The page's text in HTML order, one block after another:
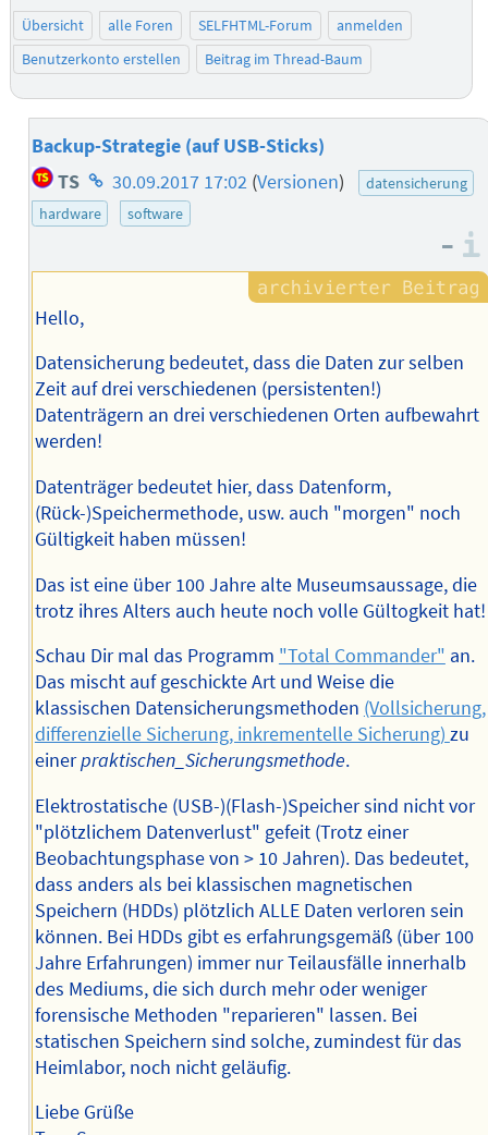
Übersicht alle Foren SELFHTML-Forum
anmelden
Benutzerkonto erstellen
Beitrag im Thread-Baum
Backup-Strategie (auf USB-Sticks)
TS Homepage
des
30.09.2017 17:02 (Versionen)
datensicherung
hardware
software
–
Hello,
Datensicherung bedeutet, dass die Daten zur selben
Zeit auf drei verschiedenen (persistenten!)
Datenträgern an drei verschiedenen Orten aufbewahrt
werden!
Datenträger bedeutet hier, dass Datenform,
(Rück-)Speichermethode, usw. auch "morgen" noch
Gültigkeit haben müssen!
Das ist eine über 100 Jahre alte Museumsaussage, die
trotz ihres Alters auch heute noch volle Gültogkeit hat!
Schau Dir mal das Programm "Total Commander" an.
Das mischt auf geschickte Art und Weise die
klassischen Datensicherungsmethoden (Vollsicherung,
differenzielle Sicherung, inkrementelle Sicherung) zu
einerpraktischen_Sicherungsmethode.
Elektrostatische (USB-)(Flash-)Speicher sind nicht vor
"plötzlichem Datenverlust" gefeit (Trotz einer
Beobachtungsphase von > 10 Jahren). Das bedeutet,
dass anders als bei klassischen magnetischen
Speichern (HDDs) plötzlich ALLE Daten verloren sein
können. Bei HDDs gibt es erfahrungsgemäß (über 100
Jahre Erfahrungen) immer nur Teilausfälle innerhalb
des Mediums, die sich durch mehr oder weniger
forensische Methoden "reparieren" lassen. Bei
statischen Speichern sind solche, zumindest für das
Heimlabor, noch nicht geläufig.
Liebe Grüße